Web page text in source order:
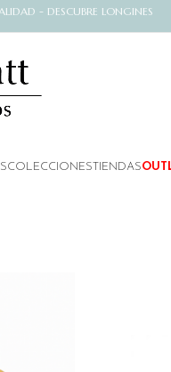
- DESCUBRE LONGINES
COLECCIONESTIENDAS